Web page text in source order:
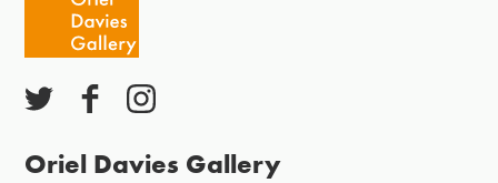
Oriel Davies Gallery